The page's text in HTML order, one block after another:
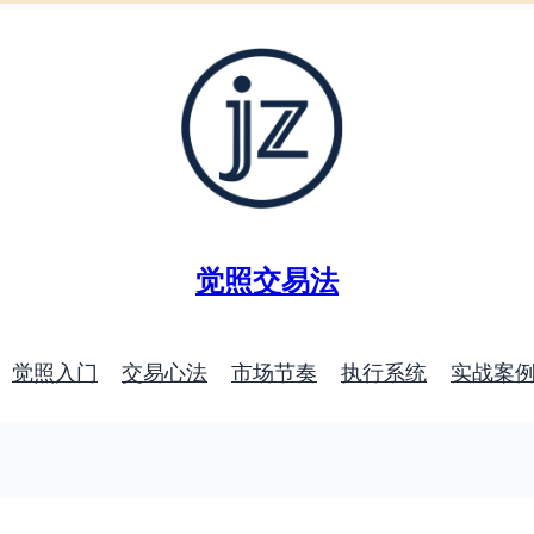
觉照交易法
觉照入门 交易心法 市场节奏 执行系统 实战案